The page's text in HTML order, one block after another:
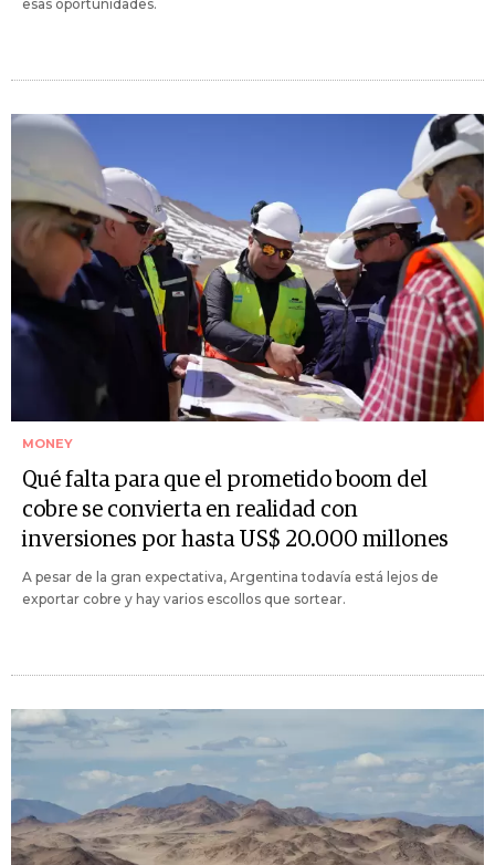
esas oportunidades.
MONEY
Qué falta para que el prometido boom del
cobre se convierta en realidad con
inversiones por hasta US$ 20.000 millones
A pesar de la gran expectativa, Argentina todavía está lejos de
exportar cobre y hay varios escollos que sortear.